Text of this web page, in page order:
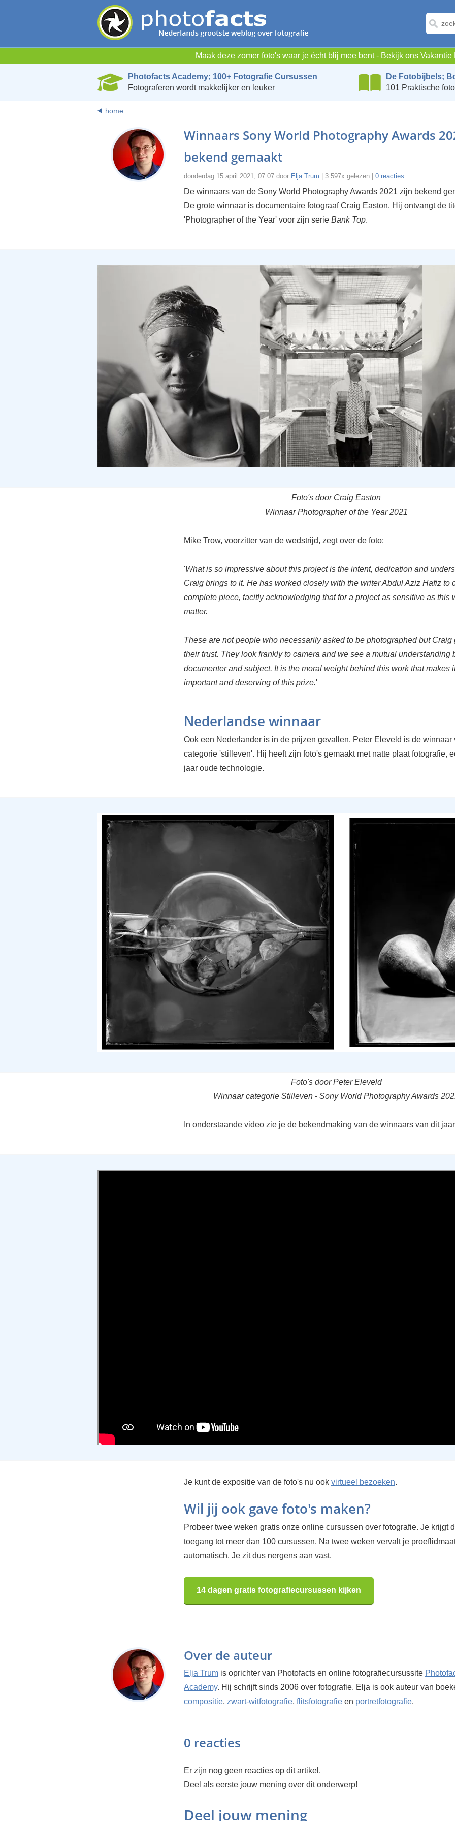
Maak deze zomer foto's waar je écht blij mee bent - Bekijk ons Vakantie
Photofacts Academy; 100+ Fotografie Cursussen
Fotograferen wordt makkelijker en leuker
De Fotobijbels;
101 Praktische
home
Winnaars Sony World Photography Awards
bekend gemaakt
donderdag 15 april 2021, 07:07 door Elja Trum | 3.597x gelezen | 0 reacties
De winnaars van de Sony World Photography Awards 2021 zijn bekend
De grote winnaar is documentaire fotograaf Craig Easton. Hij ontvangt de
'Photographer of the Year' voor zijn serie Bank Top.
Foto's door Craig Easton
Winnaar Photographer of the Year 2021
Mike Trow, voorzitter van de wedstrijd, zegt over de foto:
'What is so impressive about this project is the intent, dedication and
Craig brings to it. He has worked closely with the writer Abdul Aziz Hafiz to
complete piece, tacitly acknowledging that for a project as sensitive as this
matter.
These are not people who necessarily asked to be photographed but Craig
their trust. They look frankly to camera and we see a mutual understanding
documenter and subject. It is the moral weight behind this work that makes
important and deserving of this prize.'
Nederlandse winnaar
Ook een Nederlander is in de prijzen gevallen. Peter Eleveld is de winnaar
categorie 'stilleven'. Hij heeft zijn foto's gemaakt met natte plaat fotografie,
jaar oude technologie.
Foto's door Peter Eleveld
Winnaar categorie Stilleven - Sony World Photography Awards
In onderstaande video zie je de bekendmaking van de winnaars van dit
Je kunt de expositie van de foto's nu ook virtueel bezoeken.
Wil jij ook gave foto's maken?
Probeer twee weken gratis onze online cursussen over fotografie. Je krijgt
toegang tot meer dan 100 cursussen. Na twee weken vervalt je
automatisch. Je zit dus nergens aan vast.
14 dagen gratis fotografiecursussen kijken
Over de auteur
Elja Trum is oprichter van Photofacts en online fotografiecursussite
Academy. Hij schrijft sinds 2006 over fotografie. Elja is ook auteur van
compositie, zwart-witfotografie, flitsfotografie en portretfotografie.
0 reacties
Er zijn nog geen reacties op dit artikel.
Deel als eerste jouw mening over dit onderwerp!
Deel jouw mening